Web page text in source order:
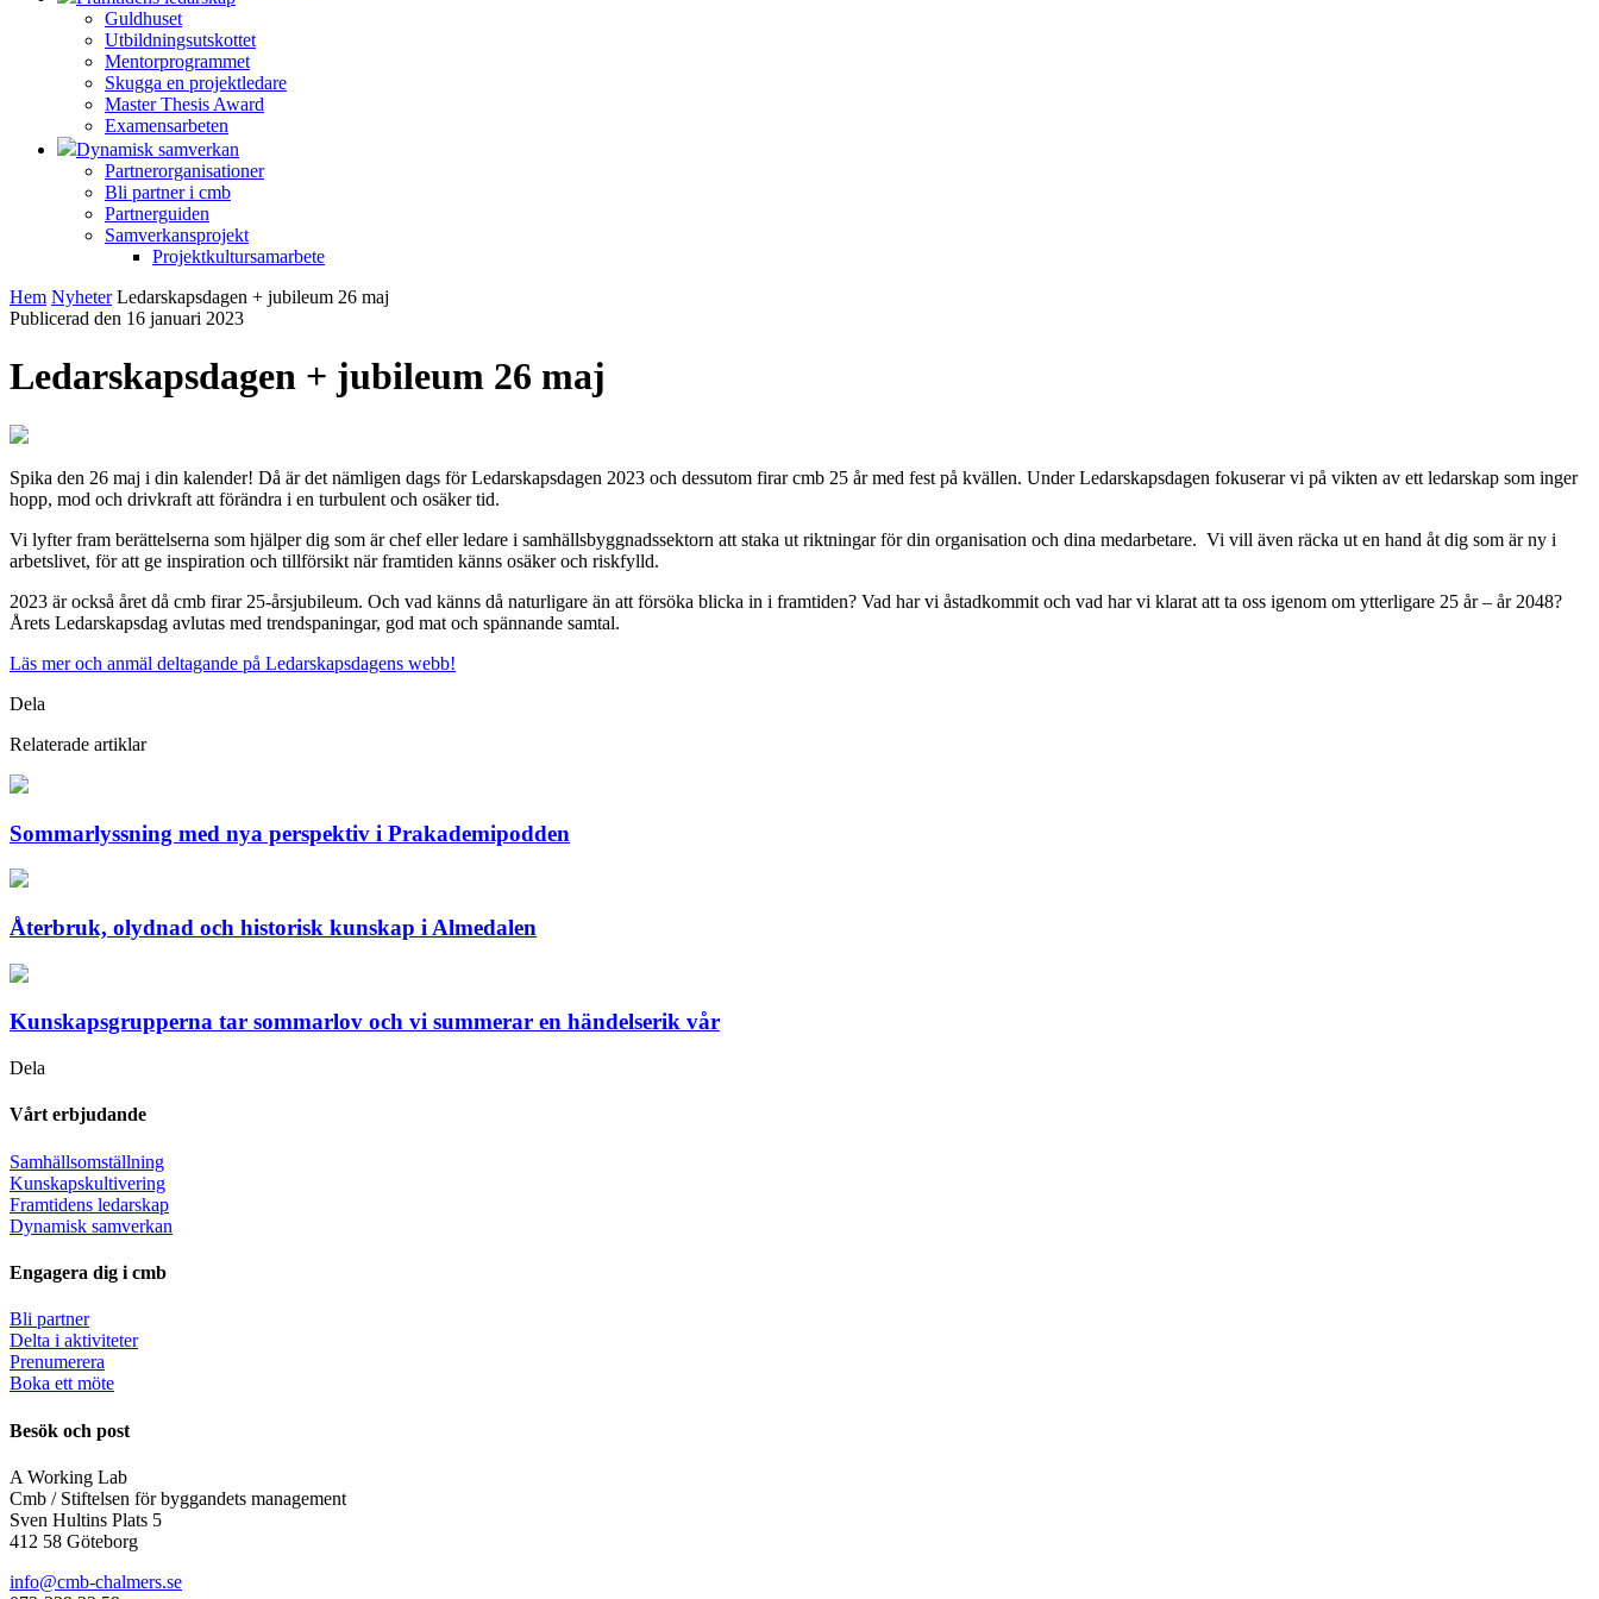
Guldhuset
Utbildningsutskottet
Mentorprogrammet
Skugga en projektledare
Master Thesis Award
Examensarbeten
Dynamisk samverkan
Partnerorganisationer
Bli partner i cmb
Partnerguiden
Samverkansprojekt
Projektkultursamarbete
Hem Nyheter Ledarskapsdagen + jubileum 26 maj
Publicerad den 16 januari 2023
Ledarskapsdagen + jubileum 26 maj
Spika den 26 maj i din kalender! Då är det nämligen dags för Ledarskapsdagen 2023 och dessutom firar cmb 25 år med fest på kvällen. Under Ledarskapsdagen fokuserar vi på vikten av ett ledarskap som inger
hopp, mod och drivkraft att förändra i en turbulent och osäker tid.
Vi lyfter fram berättelserna som hjälper dig som är chef eller ledare i samhällsbyggnadssektorn att staka ut riktningar för din organisation och dina medarbetare. Vi vill även räcka ut en hand åt dig som är ny i
arbetslivet, för att ge inspiration och tillförsikt när framtiden känns osäker och riskfylld.
2023 är också året då cmb firar 25-årsjubileum. Och vad känns då naturligare än att försöka blicka in i framtiden? Vad har vi åstadkommit och vad har vi klarat att ta oss igenom om ytterligare 25 år – år 2048?
Årets Ledarskapsdag avlutas med trendspaningar, god mat och spännande samtal.
Läs mer och anmäl deltagande på Ledarskapsdagens webb!
Dela
Relaterade artiklar
Sommarlyssning med nya perspektiv i Prakademipodden
Återbruk, olydnad och historisk kunskap i Almedalen
Kunskapsgrupperna tar sommarlov och vi summerar en händelserik vår
Dela
Vårt erbjudande
Samhällsomställning
Kunskapskultivering
Framtidens ledarskap
Dynamisk samverkan
Engagera dig i cmb
Bli partner
Delta i aktiviteter
Prenumerera
Boka ett möte
Besök och post
A Working Lab
Cmb / Stiftelsen för byggandets management
Sven Hultins Plats 5
412 58 Göteborg
info@cmb-chalmers.se